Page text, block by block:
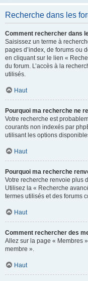
Recherche dans les
Comment rechercher dans
Saisissez un terme à
pages d’index, de forums ou
en cliquant sur le lien «
du forum. L’accès à la
utilisés.
Haut
Pourquoi ma recherche ne
Votre recherche est
courants non indexés par
utilisant les options
Haut
Pourquoi ma recherche
Votre recherche renvoie plus
Utilisez la « Recherche
termes utilisés et des forums
Haut
Comment rechercher des
Allez sur la page « Membres
membre ».
Haut